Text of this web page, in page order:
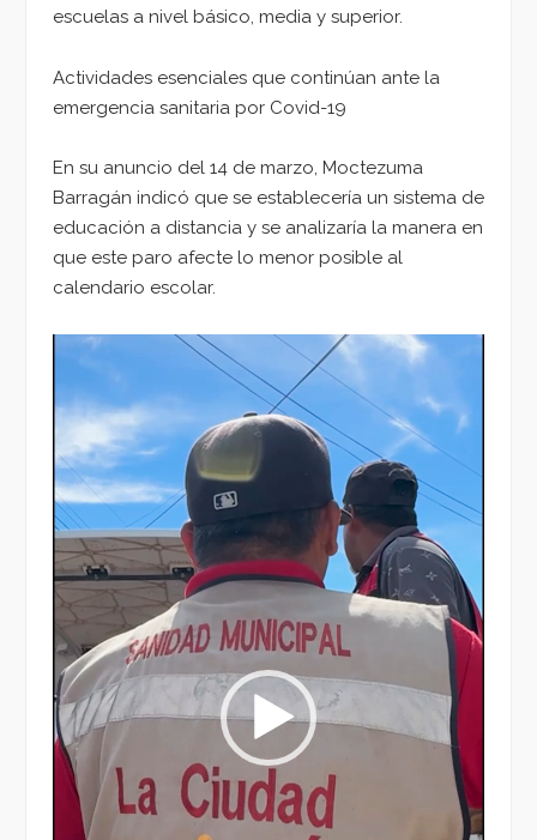
escuelas a nivel básico, media y superior.
Actividades esenciales que continúan ante la
emergencia sanitaria por Covid-19
En su anuncio del 14 de marzo, Moctezuma
Barragán indicó que se establecería un sistema de
educación a distancia y se analizaría la manera en
que este paro afecte lo menor posible al
calendario escolar.
Reproductor
vídeo